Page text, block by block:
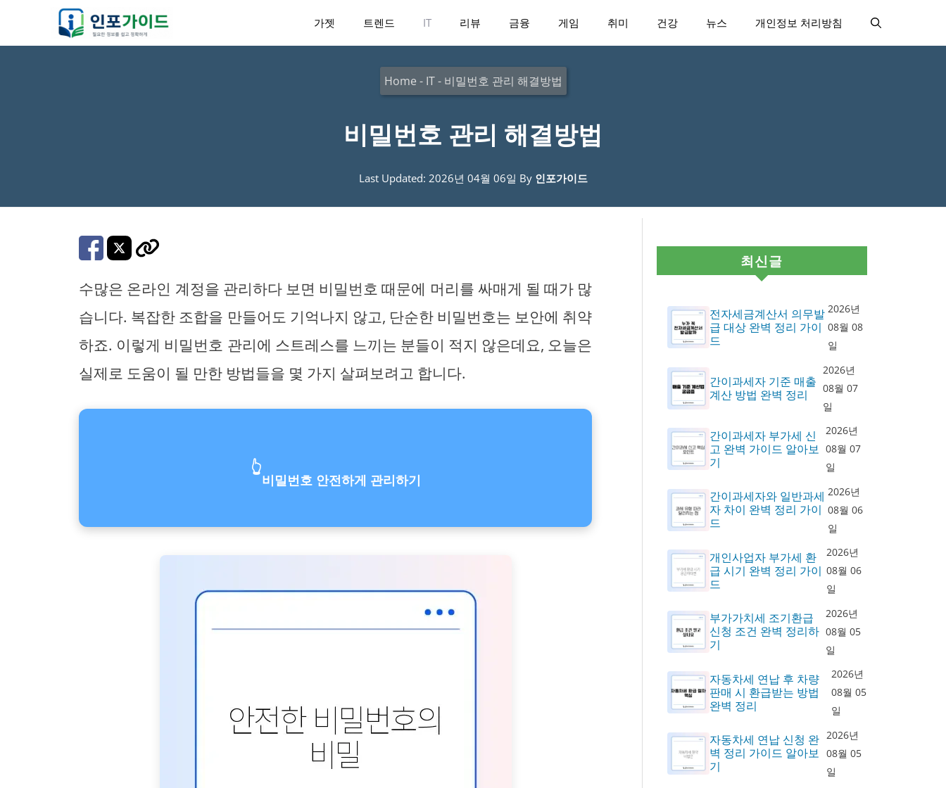
가젯 트렌드 IT 리뷰 금융 게임 취미 건강 뉴스 개인정보 처리방침
Home - IT- 비밀번호 관리 해결방법
비밀번호 관리 해결방법
Last Updated: 2026년 04월 06일 By 인포가이드
수많은 온라인 계정을 관리하다 보면 비밀번호 때문에 머리를 싸매게 될 때가 많
습니다. 복잡한 조합을 만들어도 기억나지 않고, 단순한 비밀번호는 보안에 취약
하죠. 이렇게 비밀번호 관리에 스트레스를 느끼는 분들이 적지 않은데요, 오늘은
실제로 도움이 될 만한 방법들을 몇 가지 살펴보려고 합니다.
👆
비밀번호 안전하게 관리하기
최신글
전자세금계산서 의무발
급 대상 완벽 정리 가이
드
2026년
08월 08
일
간이과세자 기준 매출
계산 방법 완벽 정리
2026년
08월 07
일
간이과세자 부가세 신
고 완벽 가이드 알아보
기
2026년
08월 07
일
간이과세자와 일반과세
자 차이 완벽 정리 가이
드
2026년
08월 06
일
개인사업자 부가세 환
급 시기 완벽 정리 가이
드
2026년
08월 06
일
부가가치세 조기환급
신청 조건 완벽 정리하
기
2026년
08월 05
일
자동차세 연납 후 차량
판매 시 환급받는 방법
완벽 정리
2026년
08월 05
일
자동차세 연납 신청 완
벽 정리 가이드 알아보
기
2026년
08월 05
일